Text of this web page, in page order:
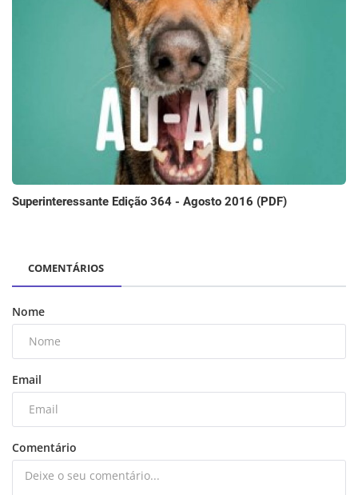
Superinteressante Edição 364 - Agosto 2016 (PDF)
COMENTÁRIOS
Nome
Email
Comentário